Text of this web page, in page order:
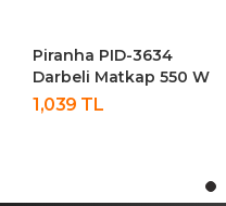
Piranha PID-3634
Darbeli Matkap 550 W
1,039 TL